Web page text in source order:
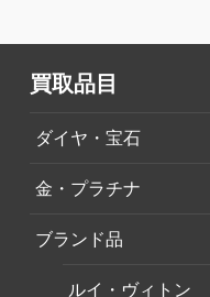
買取品目
ダイヤ・宝石
金・プラチナ
ブランド品
ルイ・ヴィトン